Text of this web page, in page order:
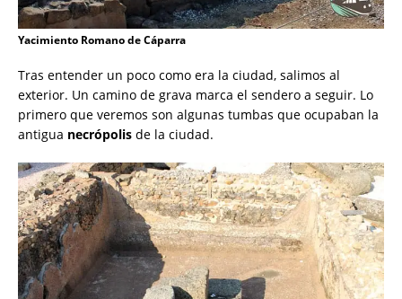
Yacimiento Romano de Cáparra
Tras entender un poco como era la ciudad, salimos al
exterior. Un camino de grava marca el sendero a seguir. Lo
primero que veremos son algunas tumbas que ocupaban la
antigua necrópolis de la ciudad.